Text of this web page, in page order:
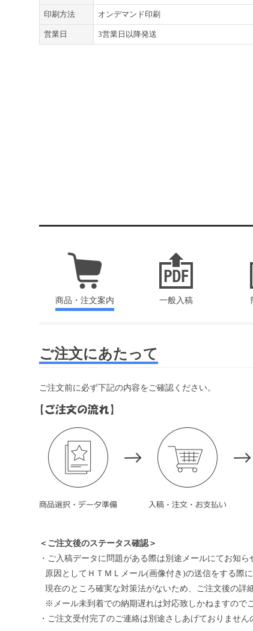
印刷方法 オンデマンド印刷
営業日 3営業日以降発送
商品・注文案内 一般入稿
ご注文にあたって
ご注文前に必ず下記の内容をご確認ください。
＜ご注文後のステータス確認＞
・ご入稿データに問題がある際は別途メールにてお知
原因としてＨＴＭＬメール(画像付き)の送信をする際
現在のところ確実な対策法がないため、ご注文後の詳
※メール未到着での納期遅れは対応致しかねますので
・ご注文受付完了のご連絡は別途さしあげておりませ